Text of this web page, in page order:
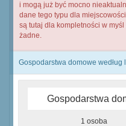
i mogą już być mocno
dane tego typu dla
są tutaj dla kompletności w
żadne.
Gospodarstwa domowe według
Gospodarstwa
1 osoba